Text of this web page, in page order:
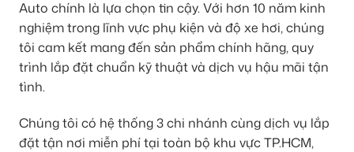
Auto chính là lựa chọn tin cậy. Với hơn 10 năm kinh
nghiệm trong lĩnh vực phụ kiện và độ xe hơi, chúng
tôi cam kết mang đến sản phẩm chính hãng, quy
trình lắp đặt chuẩn kỹ thuật và dịch vụ hậu mãi tận
tình.
Chúng tôi có hệ thống 3 chi nhánh cùng dịch vụ lắp
đặt tận nơi miễn phí tại toàn bộ khu vực TP.HCM,